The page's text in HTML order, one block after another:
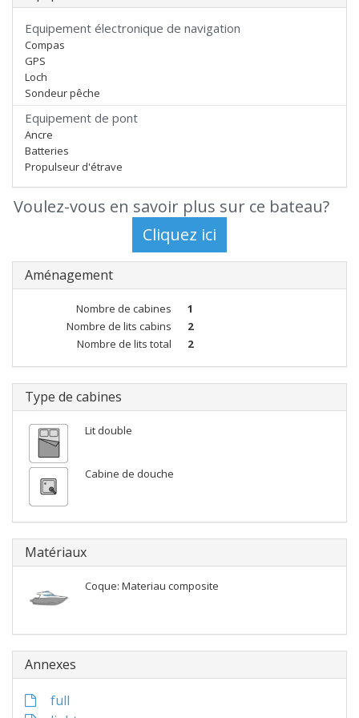
Equipement électronique de navigation
Compas
GPS
Loch
Sondeur pêche
Equipement de pont
Ancre
Batteries
Propulseur d'étrave
Voulez-vous en savoir plus sur ce bateau?
Aménagement
Nombre de cabines
1
Nombre de lits cabins
2
Nombre de lits total
2
Type de cabines
Lit double
Cabine de douche
Matériaux
Coque: Materiau composite
Annexes
full